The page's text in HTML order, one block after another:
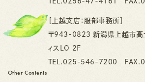
［上越支店：服部事務所］
〒943-0823 新潟県上越市高
ィスLO 2F
TEL.025-546-7200
Other Contents